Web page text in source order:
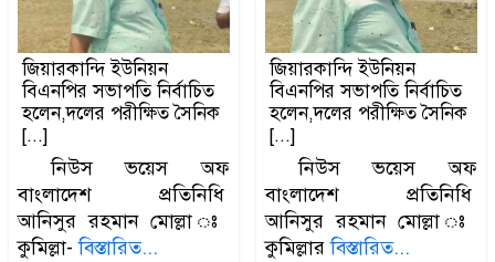
জিয়ারকান্দি ইউনিয়ন
বিএনপির সভাপতি নির্বাচিত
হলেন,দলের পরীক্ষিত সৈনিক
[...]
নিউস ভয়েস অফ
বাংলাদেশ প্রতিনিধি
আনিসুর রহমান মোল্লা ঃ
কুমিল্লা-বিস্তারিত...
জিয়ারকান্দি ইউনিয়ন
বিএনপির সভাপতি নির্বাচিত
হলেন,দলের পরীক্ষিত সৈনিক
[...]
নিউস ভয়েস অফ
বাংলাদেশ প্রতিনিধি
আনিসুর রহমান মোল্লা ঃ
কুমিল্লারবিস্তারিত...